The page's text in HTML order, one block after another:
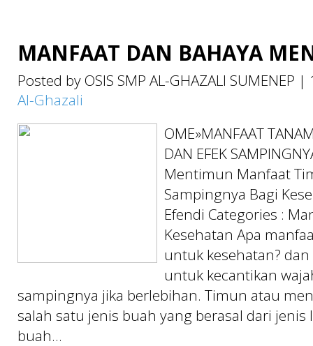
MANFAAT DAN BAHAYA
Posted by OSIS SMP AL-GHAZALI SUMENEP |
Al-Ghazali
OME»MANFAAT
DAN EFEK
Mentimun Manfaat
Sampingnya Bagi
Efendi Categories :
Kesehatan Apa
untuk kesehatan?
untuk kecantikan
sampingnya jika berlebihan. Timun atau
salah satu jenis buah yang berasal dari
buah...